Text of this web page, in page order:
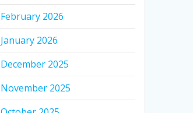
February 2026
January 2026
December 2025
November 2025